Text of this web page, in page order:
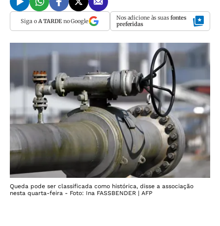
Siga o A TARDEno Google Nos adicione às suas fontes
preferidas
Queda pode ser classificada como histórica, disse a associação
nesta quarta-feira - Foto: Ina FASSBENDER | AFP